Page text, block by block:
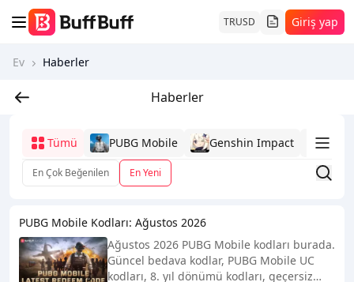
TRUSD Giriş yap
Ev Haberler
Haberler
Tümü PUBG Mobile Genshin Impact
En Çok Beğenilen En Yeni
PUBG Mobile Kodları: Ağustos 2026
Ağustos 2026 PUBG Mobile kodları burada.
Güncel bedava kodlar, PUBG Mobile UC
kodları, 8. yıl dönümü kodları, geçersiz